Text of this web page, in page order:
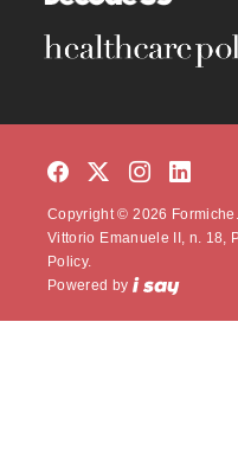
Copyright © 2026
Vittorio Emanuele II, n. 18,
Policy.
Powered by